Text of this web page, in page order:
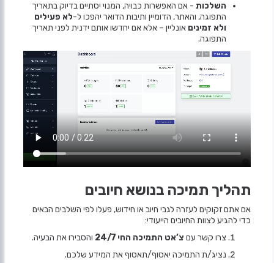
השלכות - אם האפשרות כבויה, המנוי יסתיים בדיוק בתאריך
התפוגה, והאתר, הדומיין ותיבות הדואר יהפכו ל-לא פעילים
ולא זמינים אונליין – אלא אם יחדשו אותם ידנית לפני תאריך
התפוגה.
תהליך תמיכה בנושא חיובים
אם אתם זקוקים לעזרה לגבי חיוב או חידוש, פעלו לפי השלבים הבאים
כדי להגיע לצוות החיובים הייעודי:
צרו קשר עם צ’אט התמיכה החי 24/7
והסבירו את הבעיה.
נציג/ת התמיכה יאסוף/תאסוף את המידע שלכם.